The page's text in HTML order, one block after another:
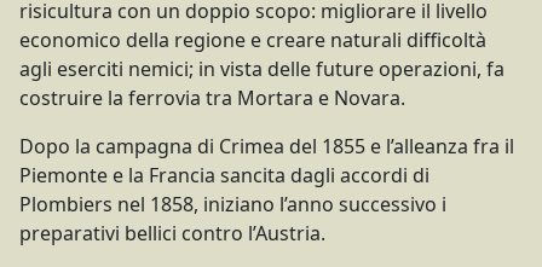
risicultura con un doppio scopo: migliorare il livello
economico della regione e creare naturali difficoltà
agli eserciti nemici; in vista delle future operazioni, fa
costruire la ferrovia tra Mortara e Novara.
Dopo la campagna di Crimea del 1855 e l’alleanza fra il
Piemonte e la Francia sancita dagli accordi di
Plombiers nel 1858, iniziano l’anno successivo i
preparativi bellici contro l’Austria.